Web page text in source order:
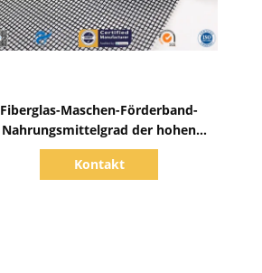
Fiberglas-Maschen-Förderband-
Nahrungsmittelgrad der hohen
Temperatur des Widerstand-PTFE
überzogener
Kontakt